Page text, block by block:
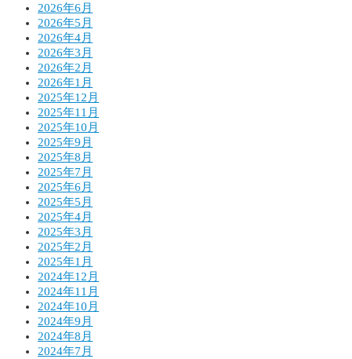
2026年6月
2026年5月
2026年4月
2026年3月
2026年2月
2026年1月
2025年12月
2025年11月
2025年10月
2025年9月
2025年8月
2025年7月
2025年6月
2025年5月
2025年4月
2025年3月
2025年2月
2025年1月
2024年12月
2024年11月
2024年10月
2024年9月
2024年8月
2024年7月